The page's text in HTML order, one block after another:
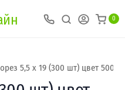
0
5,5 х 19 (300 шт) цвет 5005